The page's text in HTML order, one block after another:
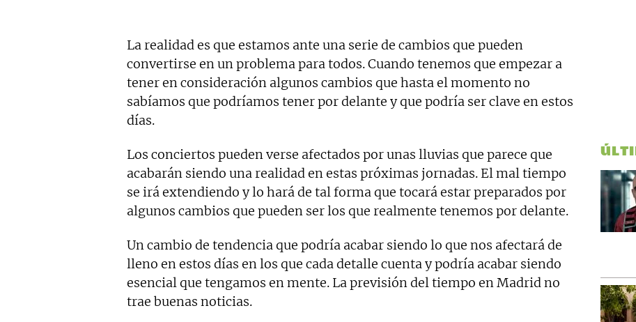
La realidad es que estamos ante una serie de cambios que pueden
convertirse en un problema para todos. Cuando tenemos que empezar a
tener en consideración algunos cambios que hasta el momento no
sabíamos que podríamos tener por delante y que podría ser clave en estos
días.
Los conciertos pueden verse afectados por unas lluvias que parece que
acabarán siendo una realidad en estas próximas jornadas. El mal tiempo
se irá extendiendo y lo hará de tal forma que tocará estar preparados por
algunos cambios que pueden ser los que realmente tenemos por delante.
Un cambio de tendencia que podría acabar siendo lo que nos afectará de
lleno en estos días en los que cada detalle cuenta y podría acabar siendo
esencial que tengamos en mente. La previsión del tiempo en Madrid no
trae buenas noticias.